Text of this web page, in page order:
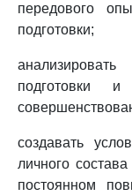
передового
подготовки;
подготовки
создавать
личного
постоянном